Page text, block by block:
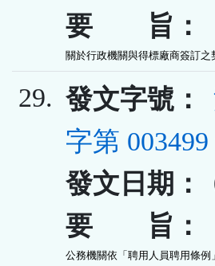
要 旨：
關於行政機關與得標廠商簽訂
29. 發文字號：
字第
發文日期：
要 旨：
公務機關依「聘用人員聘用條